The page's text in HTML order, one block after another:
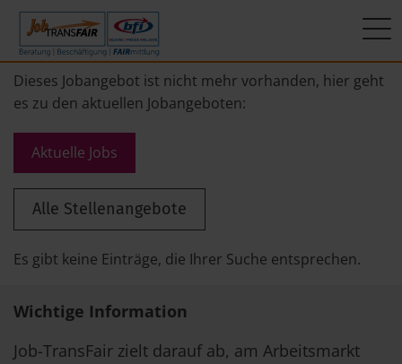
Dieses Jobangebot ist nicht mehr vorhanden, hier geht
es zu den aktuellen Jobangeboten:
Aktuelle Jobs
Alle Stellenangebote
Es gibt keine Einträge, die Ihrer Suche entsprechen.
Wichtige Information
Job-TransFair zielt darauf ab, am Arbeitsmarkt
Mein Weg zum Job
Beschäftigung
FAIRmittlung
ÜBER UNS
KI-Manifest
Ergebnisse
Geschichte
News
Newsletter
Interner Bereich
JobImpuls
Zeiterfassung